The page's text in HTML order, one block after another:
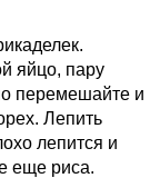
яйцо, пару
перемешайте и
Лепить
лепится и
еще риса.